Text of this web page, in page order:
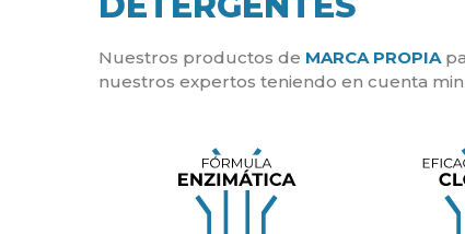
Nuestros productos de MARCA PROPIA
nuestros expertos teniendo en cuenta